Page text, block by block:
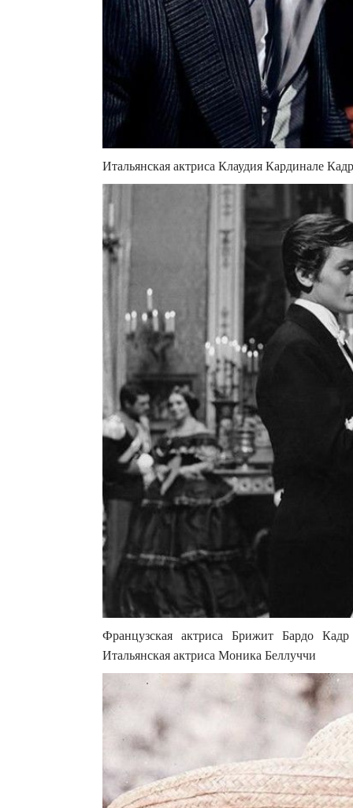
Итальянская актриса Клаудия Кардинале
Французская актриса Брижит Бардо
Итальянская актриса Моника Беллуччи